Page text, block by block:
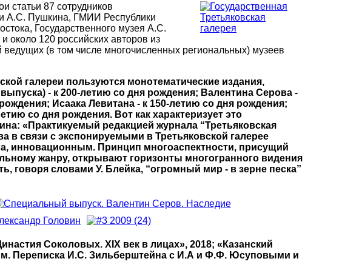
статьи 87 сотрудников
А.С. Пушкина, ГМИИ Республики
Государственного музея А.С.
около 120 российских авторов из
ведущих (в том числе многочисленных региональных) музеев
галереи пользуются монотематические издания,
- к 200-летию со дня рождения; Валентина Серова -
Исаака Левитана - к 150-летию со дня рождения;
со дня рождения. Вот как характеризует это
«Практикуемый редакцией журнала “Третьяковская
в связи с экспонируемыми в Третьяковской галерее
инновационным. Принцип многоаспектности, присущий
жанру, открывают горизонты многогранного видения
говоря словами У. Блейка, “огромный мир - в зерне песка”
Соколовых. XIX век в лицах», 2018; «Казанский
Переписка И.С. Зильберштейна с И.А и Ф.Ф. Юсуповыми и